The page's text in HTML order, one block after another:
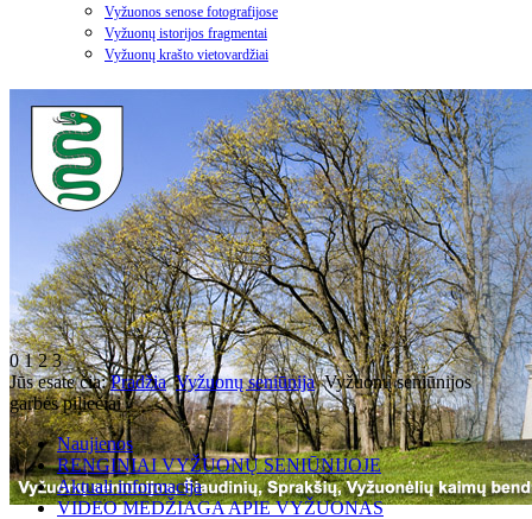
Vyžuonos senose fotografijose
Vyžuonų istorijos fragmentai
Vyžuonų krašto vietovardžiai
0123
Jūs esate čia:Pradžia Vyžuonų seniūnija Vyžuonų seniūnijos
garbės piliečiai
Naujienos
RENGINIAI VYŽUONŲ SENIŪNIJOJE
Aktuali informacija
VIDEO MEDŽIAGA APIE VYŽUONAS